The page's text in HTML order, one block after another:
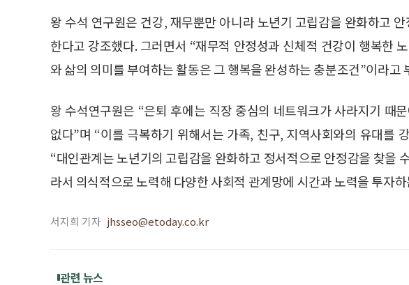
왕 수석 연구원은 건강, 재무뿐만 아니라 노년기 고립감을 완화하고
한다고 강조했다. 그러면서 “재무적 안정성과 신체적 건강이 행복한
와 삶의 의미를 부여하는 활동은 그 행복을 완성하는 충분조건”이라고
왕 수석연구원은 “은퇴 후에는 직장 중심의 네트워크가 사라지기 때
없다”며 “이를 극복하기 위해서는 가족, 친구, 지역사회와의 유대를
“대인관계는 노년기의 고립감을 완화하고 정서적으로 안정감을 찾을
라서 의식적으로 노력해 다양한 사회적 관계망에 시간과 노력을 투자
서지희 기자 jhsseo@etoday.co.kr
관련 뉴스